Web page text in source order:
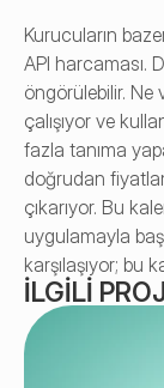
Kurucuların
API harcaması.
öngörülebilir. Ne
çalışıyor ve
fazla tanıma
doğrudan
çıkarıyor. Bu
uygulamayla
karşılaşıyor; bu
İLGILI